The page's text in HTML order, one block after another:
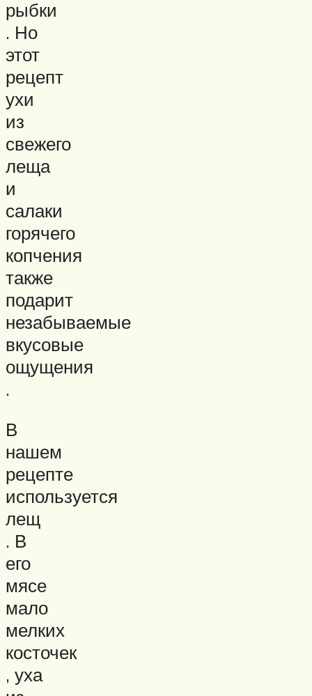
рыбки
. Но
этот
рецепт
ухи
из
свежего
леща
и
салаки
горячего
копчения
также
подарит
незабываемые
вкусовые
ощущения
.
В
нашем
рецепте
используется
лещ
. В
его
мясе
мало
мелких
косточек
, уха